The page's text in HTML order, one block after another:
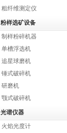
粗纤维测定仪
粉样选矿设备
制样粉碎机器
单槽浮选机
追星球磨机
锤式破碎机
研磨机
颚式破碎机
光谱仪器
火焰光度计